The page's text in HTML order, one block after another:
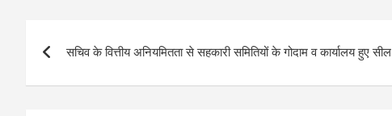
navigation
सचिव के वित्तीय अनियमितता से सहकारी समितियों के गोदाम व कार्यालय हुए सील